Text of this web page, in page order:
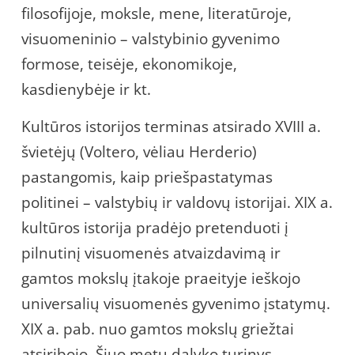
filosofijoje, moksle, mene, literatūroje,
visuomeninio – valstybinio gyvenimo
formose, teisėje, ekonomikoje,
kasdienybėje ir kt.
Kultūros istorijos terminas atsirado XVIII a.
švietėjų (Voltero, vėliau Herderio)
pastangomis, kaip priešpastatymas
politinei – valstybių ir valdovų istorijai. XIX a.
kultūros istorija pradėjo pretenduoti į
pilnutinį visuomenės atvaizdavimą ir
gamtos mokslų įtakoje praeityje ieškojo
universalių visuomenės gyvenimo įstatymų.
XIX a. pab. nuo gamtos mokslų griežtai